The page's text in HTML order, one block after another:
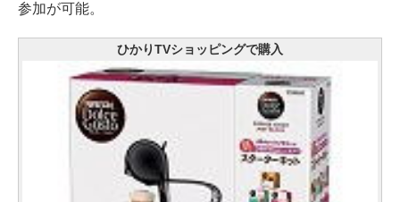
参加が可能。
ひかりTVショッピングで購入